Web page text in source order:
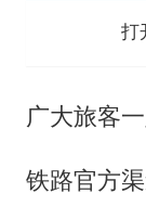
打
广大旅客
铁路官方